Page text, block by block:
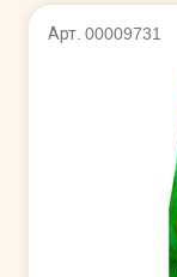
Арт. 00009731